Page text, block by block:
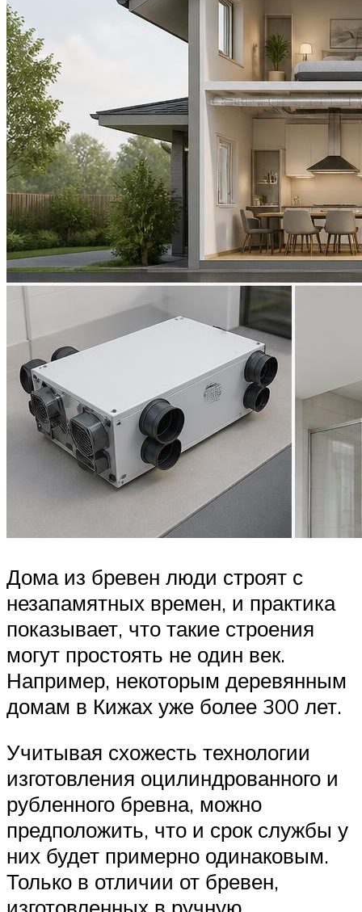
Дома из бревен люди строят с
незапамятных времен, и практика
показывает, что такие строения
могут простоять не один век.
Например, некоторым деревянным
домам в Кижах уже более 300 лет.
Учитывая схожесть технологии
изготовления оцилиндрованного и
рубленного бревна, можно
предположить, что и срок службы у
них будет примерно одинаковым.
Только в отличии от бревен,